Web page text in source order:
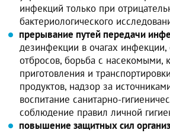
инфекций только при
бактериологического
прерывание путей передачи
дезинфекции в очагах инфекции,
отбросов, борьба с насекомыми,
приготовления и
продуктов, надзор за
воспитание санитарно-
соблюдение правил личной
повышение защитных сил